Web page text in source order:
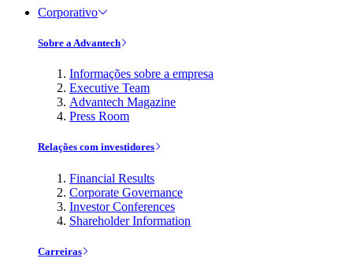
Corporativo
Sobre a Advantech
Informações sobre a empresa
Executive Team
Advantech Magazine
Press Room
Relações com investidores
Financial Results
Corporate Governance
Investor Conferences
Shareholder Information
Carreiras